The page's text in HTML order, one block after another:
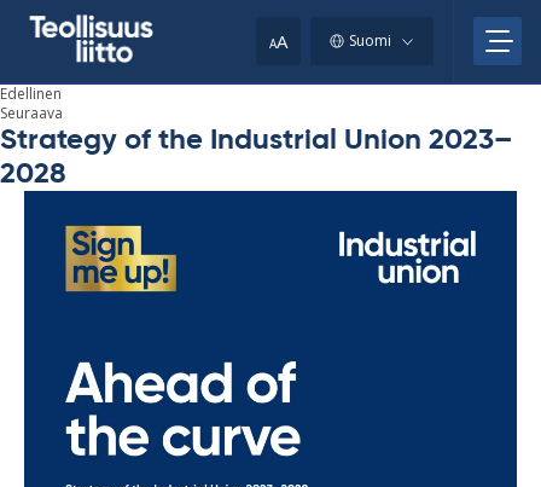
AA Suomi
Edellinen
Seuraava
Strategy of the Industrial Union 2023–
2028
clipboard.)